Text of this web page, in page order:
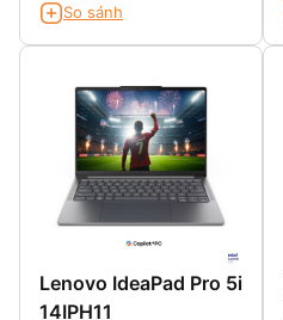
So sánh
Lenovo IdeaPad Pro 5i
14IPH11